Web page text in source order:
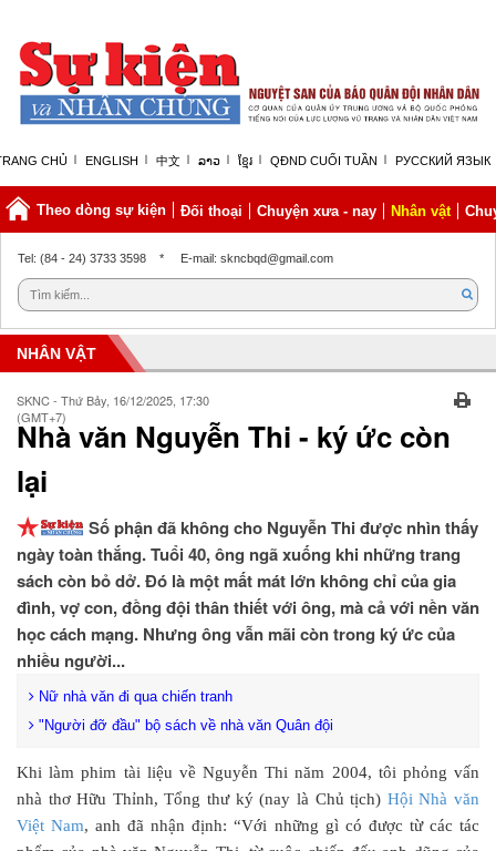
CHỦ ENGLISH 中文 ລາວ ខ្មែរ QĐND CUỐI TUẦN РУССКИЙ ЯЗЫК
Theo dòng sự kiện Đối thoại Chuyện xưa - nay Nhân vật
Thứ bảy, 08/08/2026 | 04:51 GMT+7
Tel: (84 - 24) 3733 3598 * E-mail: skncbqd@gmail.com
NHÂN VẬT
SKNC - Thứ Bảy, 16/12/2025, 17:30
(GMT+7)
Nhà văn Nguyễn Thi - ký ức còn
lại
Số phận đã không cho Nguyễn Thi được nhìn thấy
ngày toàn thắng. Tuổi 40, ông ngã xuống khi những trang
sách còn bỏ dở. Đó là một mất mát lớn không chỉ của gia
đình, vợ con, đồng đội thân thiết với ông, mà cả với nền văn
học cách mạng. Nhưng ông vẫn mãi còn trong ký ức của
nhiều người...
Nữ nhà văn đi qua chiến tranh
"Người đỡ đầu" bộ sách về nhà văn Quân đội
Khi làm phim tài liệu về Nguyễn Thi năm 2004, tôi phỏng vấn
nhà thơ Hữu Thỉnh, Tổng thư ký (nay là Chủ tịch) Hội Nhà văn
Việt Nam, anh đã nhận định: “Với những gì có được từ các tác